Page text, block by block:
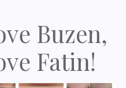
Buzen,
Fatin!